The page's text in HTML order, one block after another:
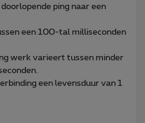
ping naar een
een 100-tal milliseconden
werk varieert tussen minder
een levensduur van 1